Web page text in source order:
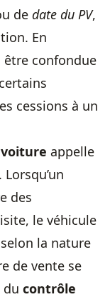
de date du PV,
En
être confondue
cessions à un
appelle
des
le véhicule
la nature
de vente se
du contrôle